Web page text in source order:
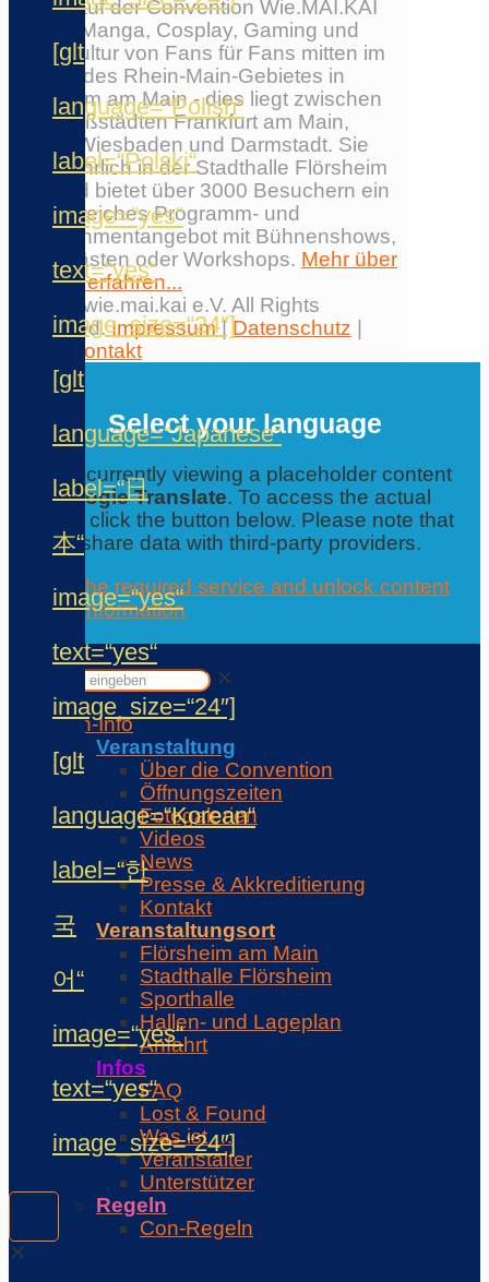
[glt
language=“Polish“
label=“Polski“
image=“yes“
text=“yes“
image_size=“24″]
[glt
language=“Japanese“
label=“日
本“
image=“yes“
text=“yes“
image_size=“24″]
[glt
language=“Korean“
label=“한
국
어“
image=“yes“
text=“yes“
image_size=“24″]
✕
Erlebe auf der Convention Wie.MAI.KAI
Anime, Manga, Cosplay, Gaming und
Japankultur von Fans für Fans mitten im
Herzen des Rhein-Main-Gebietes in
Flörsheim am Main - dies liegt zwischen
den Großstädten Frankfurt am Main,
Mainz, Wiesbaden und Darmstadt. Sie
findet jährlich in der Stadthalle Flörsheim
statt und bietet über 3000 Besuchern ein
umfangreiches Programm- und
Entertainmentangebot mit Bühnenshows,
Ehrengästen oder Workshops. Mehr über
die Con erfahren...
© 2026 wie.mai.kai e.V. All Rights
Reserved.Impressum| Datenschutz
Kontakt
Select your language
You are currently viewing a placeholder content
fromGoogle Translate. To access the actual
content, click the button below. Please note that
this will share data with third-party providers.
Accept the required service and unlock content
Further information
✕
Con-Info
Veranstaltung
Über die Convention
Öffnungszeiten
Fotogalerien
Videos
News
Presse & Akkreditierung
Kontakt
Veranstaltungsort
Flörsheim am Main
Stadthalle Flörsheim
Sporthalle
Hallen- und Lageplan
Anfahrt
Infos
FAQ
Lost & Found
Was ist …
Veranstalter
Unterstützer
Regeln
Con-Regeln